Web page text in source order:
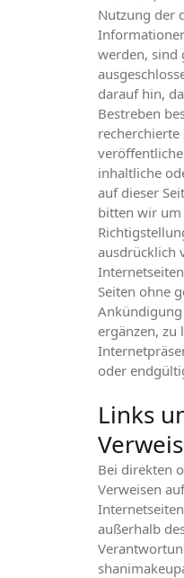
Nutzung der
werden, sind
darauf hin,
Bestreben
inhaltliche
auf dieser
bitten wir um
ausdrücklich
Seiten ohne
ergänzen, zu
oder
Links
Bei direkten
Verweisen
außerhalb